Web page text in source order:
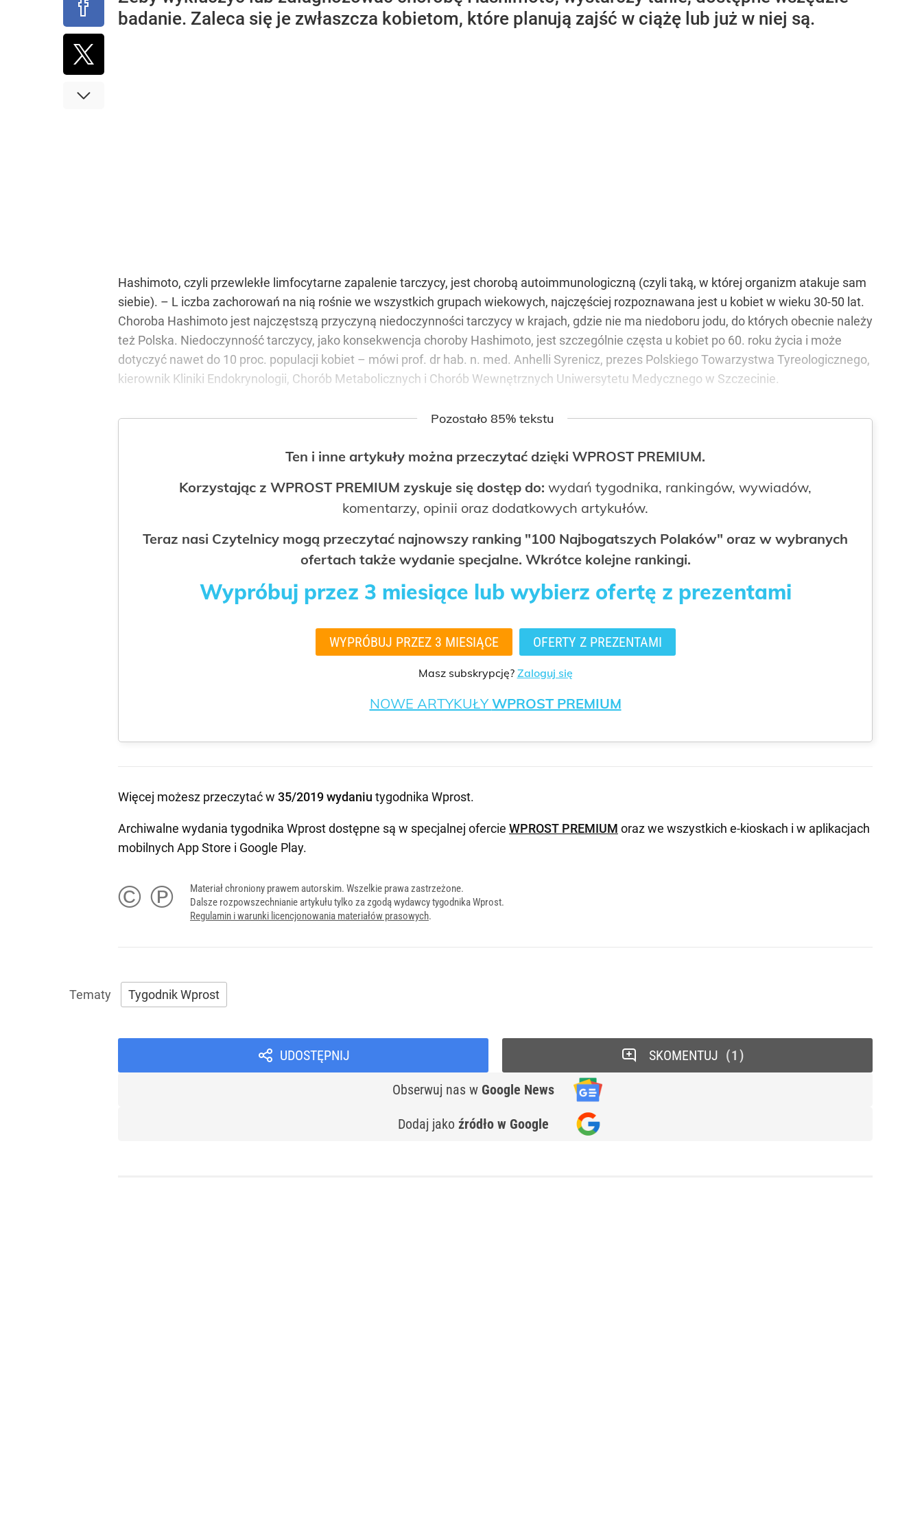
badanie. Zaleca się je zwłaszcza kobietom, które planują zajść w ciążę lub już w niej są.
Hashimoto, czyli przewlekłe limfocytarne zapalenie tarczycy, jest chorobą autoimmunologiczną (czyli taką, w której organizm atakuje sam
siebie). – L iczba zachorowań na nią rośnie we wszystkich grupach wiekowych, najczęściej rozpoznawana jest u kobiet w wieku 30-50 lat.
Choroba Hashimoto jest najczęstszą przyczyną niedoczynności tarczycy w krajach, gdzie nie ma niedoboru jodu, do których obecnie należy
też Polska. Niedoczynność tarczycy, jako konsekwencja choroby Hashimoto, jest szczególnie częsta u kobiet po 60. roku życia i może
dotyczyć nawet do 10 proc. populacji kobiet – mówi prof. dr hab. n. med. Anhelli Syrenicz, prezes Polskiego Towarzystwa Tyreologicznego,
kierownik Kliniki Endokrynologii, Chorób Metabolicznych i Chorób Wewnętrznych Uniwersytetu Medycznego w Szczecinie.
Pozostało 85% tekstu
Ten i inne artykuły można przeczytać dzięki WPROST PREMIUM.
Korzystając z WPROST PREMIUM zyskuje się dostęp do: wydań tygodnika, rankingów, wywiadów,
komentarzy, opinii oraz dodatkowych artykułów.
Teraz nasi Czytelnicy mogą przeczytać najnowszy ranking "100 Najbogatszych Polaków" oraz w wybranych
ofertach także wydanie specjalne. Wkrótce kolejne rankingi.
Wypróbuj przez 3 miesiące lub wybierz ofertę z prezentami
WYPRÓBUJ PRZEZ 3 MIESIĄCE OFERTY Z PREZENTAMI
Masz subskrypcję? Zaloguj się
NOWE ARTYKUŁYWPROST PREMIUM
Więcej możesz przeczytać w 35/2019 wydaniu tygodnika Wprost.
Archiwalne wydania tygodnika Wprost dostępne są w specjalnej ofercie WPROST PREMIUM oraz we wszystkich e-kioskach i w aplikacjach
mobilnych App Store i Google Play.
© ℗
Materiał chroniony prawem autorskim. Wszelkie prawa zastrzeżone.
Dalsze rozpowszechnianie artykułu tylko za zgodą wydawcy tygodnika Wprost.
Regulamin i warunki licencjonowania materiałów prasowych.
Tygodnik Wprost
UDOSTĘPNIJ
Obserwuj nas w Google News
Dodaj jako źródło w Google
SKOMENTUJ 1